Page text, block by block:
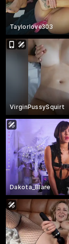
Taylorlove303
VirginPussySquirt
Dakota_Blare